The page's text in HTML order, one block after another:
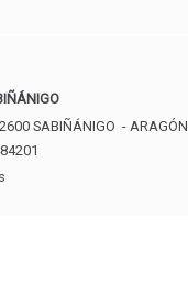
SABIÑÁNIGO - ARAGÓN